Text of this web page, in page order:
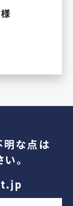
明な点は
。